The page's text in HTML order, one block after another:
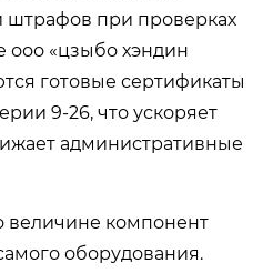
штрафов при проверках
ооо «цзыбо хэндин
готовые сертификаты
9-26, что ускоряет
административные
величине компонент
оборудования.